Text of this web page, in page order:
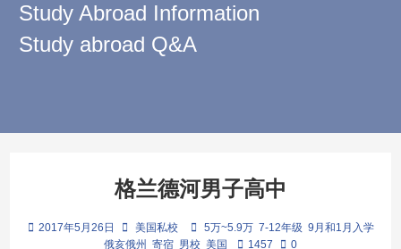
Study Abroad Information
Study abroad Q&A
格兰德河男子高中
2017年5月26日 美国私校 5万~5.9万 7-12年级 9月和1月入学
俄亥俄州 寄宿 男校 美国 1457 0